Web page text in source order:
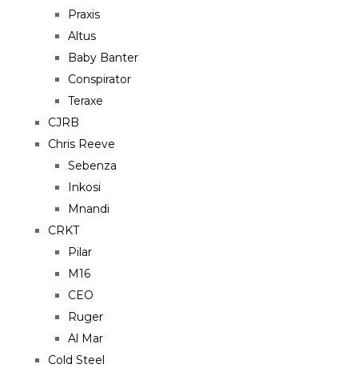
Praxis
Altus
Baby Banter
Conspirator
Teraxe
CJRB
Chris Reeve
Sebenza
Inkosi
Mnandi
CRKT
Pilar
M16
CEO
Ruger
Al Mar
Cold Steel